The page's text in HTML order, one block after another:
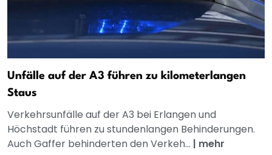
Unfälle auf der A3 führen zu kilometerlangen
Staus
Verkehrsunfälle auf der A3 bei Erlangen und
Höchstadt führen zu stundenlangen Behinderungen.
Auch Gaffer behinderten den Verkeh... | mehr